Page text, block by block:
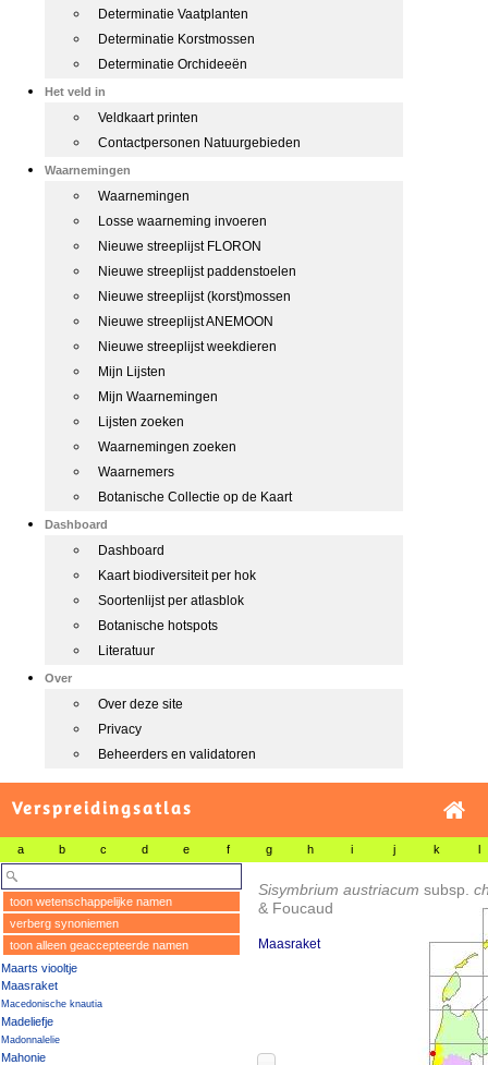
Determinatie Vaatplanten
Determinatie Korstmossen
Determinatie Orchideeën
Het veld in
Veldkaart printen
Contactpersonen Natuurgebieden
Waarnemingen
Waarnemingen
Losse waarneming invoeren
Nieuwe streeplijst FLORON
Nieuwe streeplijst paddenstoelen
Nieuwe streeplijst (korst)mossen
Nieuwe streeplijst ANEMOON
Nieuwe streeplijst weekdieren
Mijn Lijsten
Mijn Waarnemingen
Lijsten zoeken
Waarnemingen zoeken
Waarnemers
Botanische Collectie op de Kaart
Dashboard
Dashboard
Kaart biodiversiteit per hok
Soortenlijst per atlasblok
Botanische hotspots
Literatuur
Over
Over deze site
Privacy
Beheerders en validatoren
Verspreidingsatlas
a b c d e f g h i j k l
toon wetenschappelijke namen
verberg synoniemen
toon alleen geaccepteerde namen
Maarts viooltje
Maasraket
Macedonische knautia
Madeliefje
Madonnalelie
Mahonie
Sisymbrium austriacum subsp.
& Foucaud
Maasraket